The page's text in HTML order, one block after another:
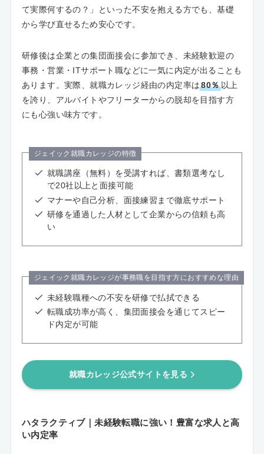
て実際何するの？」といった不安を抱える方でも、基礎
から学び直せるため安心です。
研修後は企業との集団面接会に参加でき、未経験歓迎の
事務・営業・ITサポート職などに一気に内定が出ることも
あります。実際、就職カレッジ経由の内定率は80％以上
を誇り、アルバイトやフリーターからの脱却を目指す方
にも心強い味方です。
ジェイック就職カレッジの特徴
就職講座（無料）を受講すれば、書類選考なし
で20社以上と面接可能
マナーや自己分析、面接練習まで徹底サポート
研修を通過した人材として企業からの信頼も高
い
ジェイック就職カレッジが事務職を目指す方におすすめな理由
未経験職種への不安を研修で払拭できる
転職成功率が高く、集団面接会を通じてスピー
ド内定が可能
就職カレッジ公式サイトを見る
ハタラクティブ｜未経験転職に強い！豊富な求人と高
い内定率